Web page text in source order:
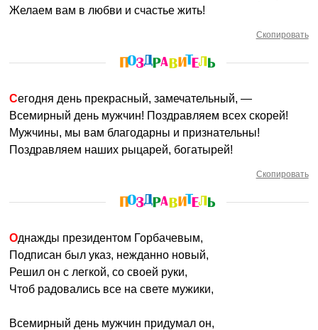
Желаем вам в любви и счастье жить!
Скопировать
Сегодня день прекрасный, замечательный, —
Всемирный день мужчин! Поздравляем всех скорей!
Мужчины, мы вам благодарны и признательны!
Поздравляем наших рыцарей, богатырей!
Скопировать
Однажды президентом Горбачевым,
Подписан был указ, нежданно новый,
Решил он с легкой, со своей руки,
Чтоб радовались все на свете мужики,
Всемирный день мужчин придумал он,